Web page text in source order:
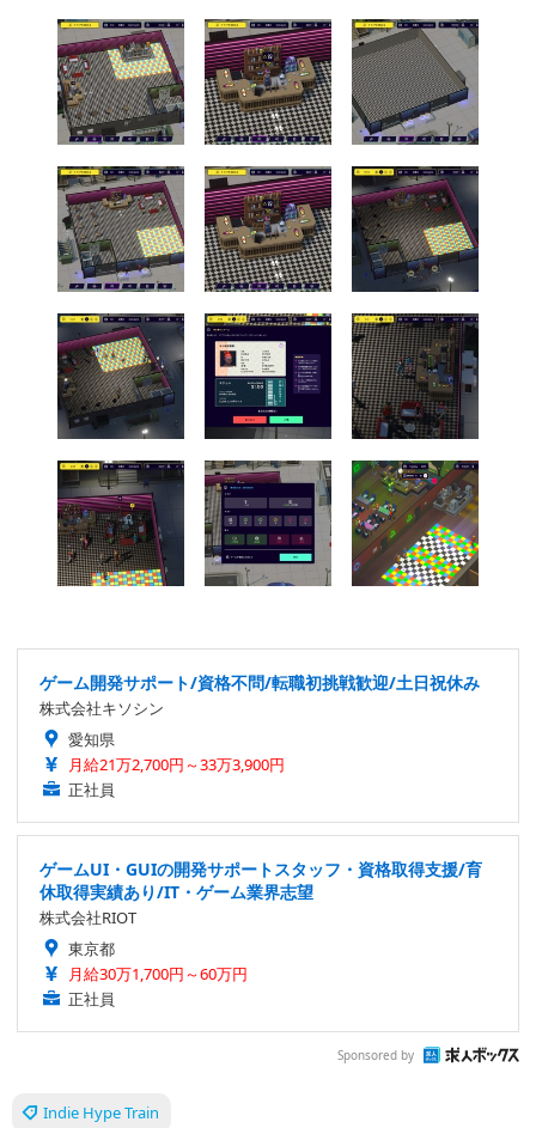
ゲーム開発サポート/資格不問/転職初挑戦歓迎/土日祝休み
株式会社キソシン
愛知県
月給21万2,700円～33万3,900円
正社員
ゲームUI・GUIの開発サポートスタッフ・資格取得支援/育
休取得実績あり/IT・ゲーム業界志望
株式会社RIOT
東京都
月給30万1,700円～60万円
正社員
Sponsored by
Indie Hype Train